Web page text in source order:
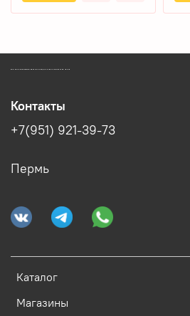
Каталог
Магазины
Контакты
+7(951) 921-39-73
Пермь